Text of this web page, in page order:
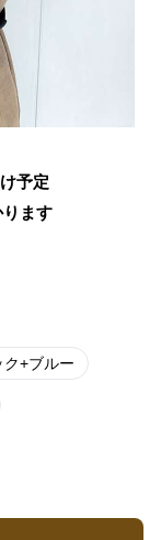
予定
ります
ク+ブルー